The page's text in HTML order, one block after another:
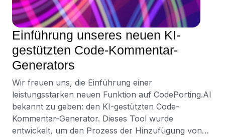
Einführung unseres neuen KI-
gestützten Code-Kommentar-
Generators
Wir freuen uns, die Einführung einer
leistungsstarken neuen Funktion auf CodePorting.AI
bekannt zu geben: den KI-gestützten Code-
Kommentar-Generator. Dieses Tool wurde
entwickelt, um den Prozess der Hinzufügung von